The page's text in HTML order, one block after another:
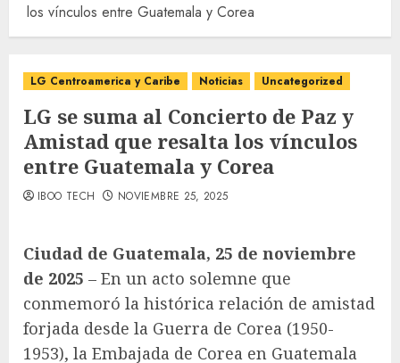
los vínculos entre Guatemala y Corea
LG Centroamerica y Caribe Noticias Uncategorized
LG se suma al Concierto de Paz y
Amistad que resalta los vínculos
entre Guatemala y Corea
IBOO TECH NOVIEMBRE 25, 2025
Ciudad de Guatemala, 25 de noviembre
de 2025 – En un acto solemne que
conmemoró la histórica relación de amistad
forjada desde la Guerra de Corea (1950-
1953), la Embajada de Corea en Guatemala